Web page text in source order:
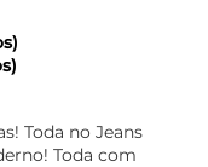
Toda no Jeans
Toda com